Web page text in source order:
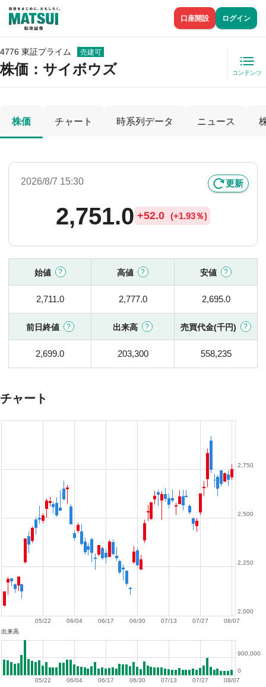
口座開設 ログイン
4776 東証プライム 売建可
株価 ：サイボウズ コンテンツ
株価 チャート 時系列データ ニュース
2026/8/7 15:30 更新
2,751.0 +52.0 (+1.93％)
始値 高値 安値
2,711.0 2,777.0 2,695.0
前日終値 出来高 売買代金(千円)
2,699.0 203,300 558,235
チャート
08/07
07/27
07/13
06/30
06/17
06/04
05/22
2,000
2,250
2,500
2,750
出来高
08/07
07/27
07/13
06/30
06/17
06/04
05/22
0
900,000